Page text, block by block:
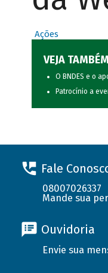
Ações
VEJA TAMBÉM
O BNDES e o
Patrocínio a
Fale
08007026337
Mande sua
Ouvidoria
Envie sua